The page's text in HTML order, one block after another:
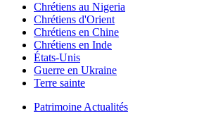
Chrétiens au Nigeria
Chrétiens d'Orient
Chrétiens en Chine
Chrétiens en Inde
États-Unis
Guerre en Ukraine
Terre sainte
Patrimoine Actualités